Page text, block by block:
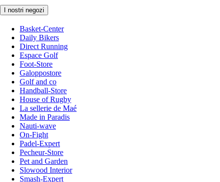
I nostri negozi
Basket-Center
Daily Bikers
Direct Running
Espace Golf
Foot-Store
Galoppostore
Golf and co
Handball-Store
House of Rugby
La sellerie de Maé
Made in Paradis
Nauti-wave
On-Fight
Padel-Expert
Pecheur-Store
Pet and Garden
Slowood Interior
Smash-Expert